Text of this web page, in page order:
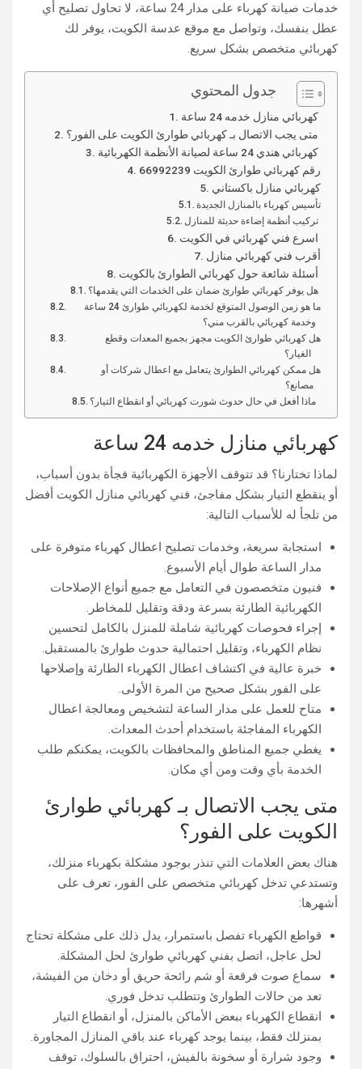
خدمات صيانة كهرباء على مدار 24 ساعة، لا تحاول تصليح أي
عطل بنفسك، وتواصل مع موقع عدسة الكويت، يوفر لك
كهربائي متخصص بشكل سريع.
جدول المحتوي
رقم كهربائي طوارئ الكويت 66992239
كهربائي منازل باكستاني
تأسيس كهرباء بالمنازل الجديدة
أقرب فني كهربائي منازل
ما هو زمن الوصول المتوقع لخدمة لكهربائي طوارئ 24 ساعة
هل كهربائي طوارئ الكويت مجهز بجميع المعدات وقطع
هل ممكن كهربائي الطوارئ يتعامل مع اعطال شركات أو
كهربائي منازل خدمه 24 ساعة
لماذا تختارنا؟ قد تتوقف الأجهزة الكهربائية فجأة بدون أسباب،
أو ينقطع التيار بشكل مفاجئ، فني كهربائي منازل الكويت أفضل
من تلجأ له للأسباب التالية:
استجابة سريعة، وخدمات تصليح اعطال كهرباء متوفرة على
مدار الساعة طوال أيام الأسبوع.
فنيون متخصصون في التعامل مع جميع أنواع الإصلاحات
الكهربائية الطارئة بسرعة ودقة وتقليل للمخاطر.
إجراء فحوصات كهربائية شاملة للمنزل بالكامل لتحسين
نظام الكهرباء، وتقليل احتمالية حدوث طوارئ بالمستقبل.
خبرة عالية في اكتشاف اعطال الكهرباء الطارئة وإصلاحها
على الفور بشكل صحيح من المرة الأولى.
متاح للعمل على مدار الساعة لتشخيص ومعالجة اعطال
الكهرباء المفاجئة باستخدام أحدث المعدات.
يغطي جميع المناطق والمحافظات بالكويت، يمكنكم طلب
الخدمة بأي وقت ومن أي مكان.
متى يجب الاتصال بـ كهربائي طوارئ
الكويت على الفور؟
هناك بعض العلامات التي تنذر بوجود مشكلة بكهرباء منزلك،
وتستدعي تدخل كهربائي متخصص على الفور، تعرف على
أشهرها:
قواطع الكهرباء تفصل باستمرار، يدل ذلك على مشكلة تحتاج
لحل عاجل، اتصل بفني كهربائي طوارئ لحل المشكلة.
سماع صوت فرقعة أو شم رائحة حريق أو دخان من الفيشة،
تعد من حالات الطوارئ وتتطلب تدخل فوري.
انقطاع الكهرباء ببعض الأماكن بالمنزل، أو انقطاع التيار
بمنزلك فقط، بينما يوجد كهرباء عند باقي المنازل المجاورة.
وجود شرارة أو سخونة بالفيش، احتراق بالسلوك، توقف